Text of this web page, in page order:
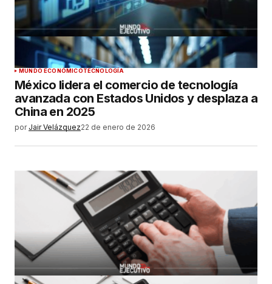
MUNDO ECONÓMICOTECNOLOGÍA
México lidera el comercio de tecnología
avanzada con Estados Unidos y desplaza a
China en 2025
por Jair Velázquez22 de enero de 2026